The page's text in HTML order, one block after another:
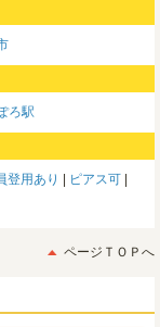
ろ駅
登用あり
ピアス可
ページＴＯＰへ